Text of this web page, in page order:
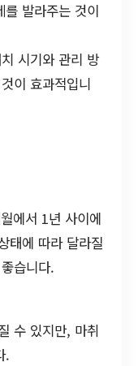
발라주는 것이
시기와 관리 방
이 효과적입니
에서 1년 사이에
태에 따라 달라질
습니다.
수 있지만, 마취
.